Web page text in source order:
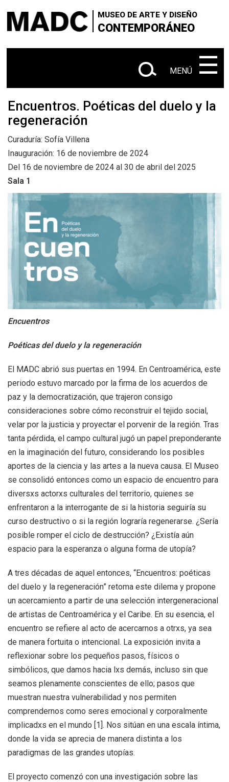
main
content
MUSEO DE ARTE Y DISEÑO
CONTEMPORÁNEO
Buscar
sitio
‌‌‌‌‌‌‌‌‌‌‌
‌‌‌‌‌‌‌‌‌‌
×
+ VISITANOS
+ SOBRE EL MADC | Administrativo
+ EXPOSICIONES | Actuales | Próximas
| Anteriores
+
+ CONVOCATORIAS
+
+ PUBLICACIONES
+ DIRECTORIOS Tiendas de diseño
MESA EJECUTIVA DE ARTES VISUALES
+ SALA DE PRENSA
MENÚ ☰
Encuentros. Poéticas del duelo y la
regeneración
Curaduría: Sofía Villena
Inauguración: 16 de noviembre de 2024
Del 16 de noviembre de 2024 al 30 de abril del 2025
Sala 1
Encuentros
Poéticas del duelo y la regeneración
El MADC abrió sus puertas en 1994. En Centroamérica, este
periodo estuvo marcado por la firma de los acuerdos de
paz y la democratización, que trajeron consigo
consideraciones sobre cómo reconstruir el tejido social,
velar por la justicia y proyectar el porvenir de la región. Tras
tanta pérdida, el campo cultural jugó un papel preponderante
en la imaginación del futuro, considerando los posibles
aportes de la ciencia y las artes a la nueva causa. El Museo
se consolidó entonces como un espacio de encuentro para
diversxs actorxs culturales del territorio, quienes se
enfrentaron a la interrogante de si la historia seguiría su
curso destructivo o si la región lograría regenerarse. ¿Sería
posible romper el ciclo de destrucción? ¿Existía aún
espacio para la esperanza o alguna forma de utopía?
A tres décadas de aquel entonces, “Encuentros: poéticas
del duelo y la regeneración” retoma este dilema y propone
un acercamiento a partir de una selección intergeneracional
de artistas de Centroamérica y el Caribe. En su esencia, el
encuentro se refiere al acto de acercarnos a otrxs, ya sea
de manera fortuita o intencional. La exposición invita a
reflexionar sobre los pequeños pasos, físicos o
simbólicos, que damos hacia lxs demás, incluso sin que
seamos plenamente conscientes de ello; pasos que
muestran nuestra vulnerabilidad y nos permiten
comprendernos como seres emocional y corporalmente
implicadxs en el mundo [1]. Nos sitúan en una escala íntima,
donde la vida se aprecia de manera distinta a los
paradigmas de las grandes utopías.
El proyecto comenzó con una investigación sobre las